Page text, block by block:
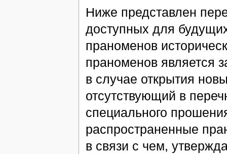
Ниже представлен
доступных для
праноменов
праноменов является
в случае открытия
отсутствующий в
специального
распространенные
в связи с чем,